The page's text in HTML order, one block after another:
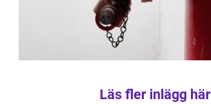
Läs fler inlägg här